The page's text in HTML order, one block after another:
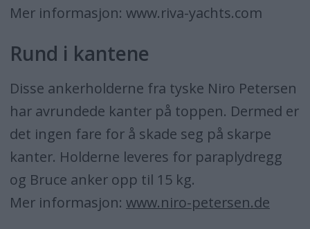
Mer informasjon: www.riva-yachts.com
Rund i kantene
Disse ankerholderne fra tyske Niro Petersen
har avrundede kanter på toppen. Dermed er
det ingen fare for å skade seg på skarpe
kanter. Holderne leveres for paraplydregg
og Bruce anker opp til 15 kg.
Mer informasjon: www.niro-petersen.de